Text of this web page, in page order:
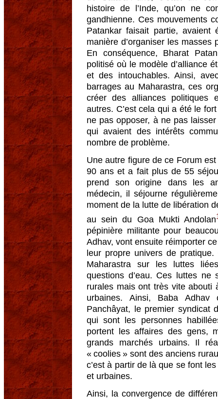
histoire de l’Inde, qu’on ne
gandhienne. Ces mouvements
Patankar faisait partie, avaient
manière d’organiser les masses
En conséquence, Bharat
politisé où le modèle d’alliance
et des intouchables. Ainsi,
barrages au Maharastra, ces
créer des alliances politiques
autres. C’est cela qui a été le
ne pas opposer, à ne pas
qui avaient des intérêts
nombre de problème.
Une autre figure de ce Forum
90 ans et a fait plus de 55
prend son origine dans les
médecin, il séjourne
moment de la lutte de libération
au sein du Goa Mukti Andolan
pépinière militante pour
Adhav, vont ensuite réimporter
leur propre univers de
Maharastra sur les luttes
questions d’eau. Ces luttes
rurales mais ont très vite abouti
urbaines. Ainsi, Baba
Panchâyat, le premier syndicat
qui sont les personnes
portent les affaires des gens,
grands marchés urbains. Il
« coolies » sont des anciens
c’est à partir de là que se font
et urbaines.
Ainsi, la convergence de